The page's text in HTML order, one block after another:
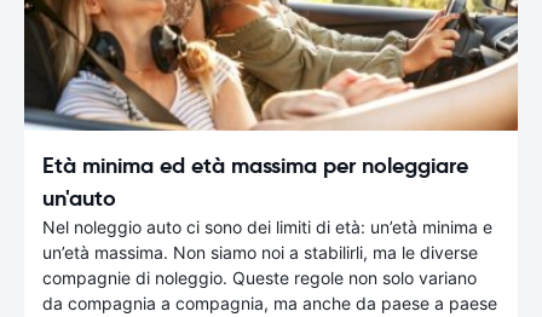
Età minima ed età massima per noleggiare
un'auto
Nel noleggio auto ci sono dei limiti di età: un’età minima e
un’età massima. Non siamo noi a stabilirli, ma le diverse
compagnie di noleggio. Queste regole non solo variano
da compagnia a compagnia, ma anche da paese a paese